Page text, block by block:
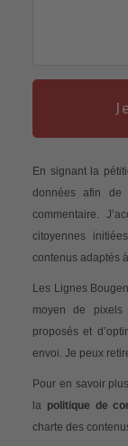
En signant la
données afin de
commentaire.
citoyennes
contenus adaptés
Les Lignes
moyen de
proposés et
envoi. Je peux
Pour en savoir
la politique de
charte des